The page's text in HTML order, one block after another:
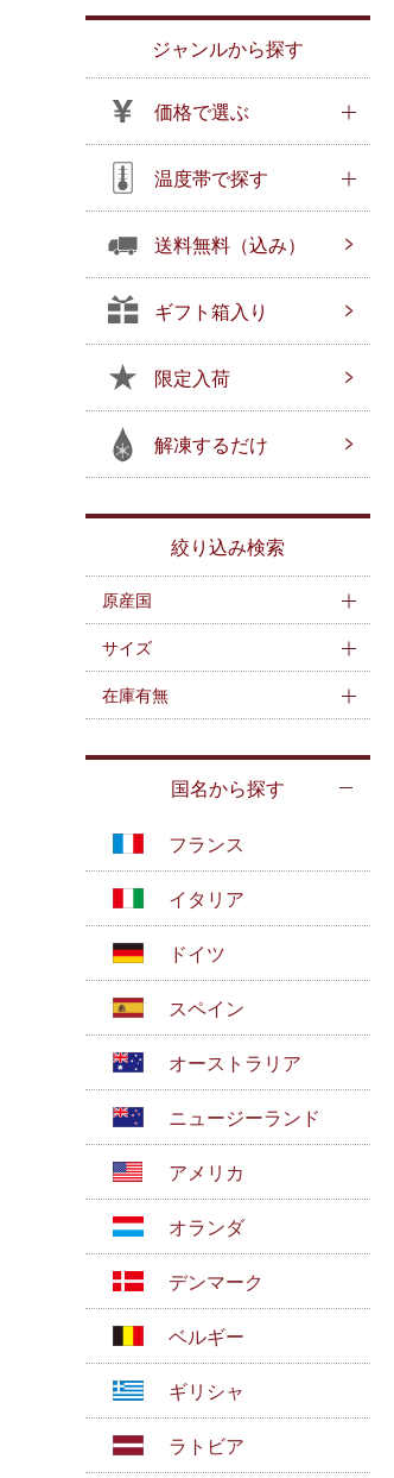
ジャンルから探す
価格で選ぶ
温度帯で探す
送料無料（込み）
ギフト箱入り
限定入荷
解凍するだけ
絞り込み検索
原産国
サイズ
在庫有無
国名から探す
フランス
イタリア
ドイツ
スペイン
オーストラリア
ニュージーランド
アメリカ
オランダ
デンマーク
ベルギー
ギリシャ
ラトビア